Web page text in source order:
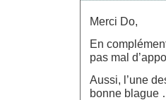
Merci Do,
En
pas mal
Aussi, l’une
bonne blague